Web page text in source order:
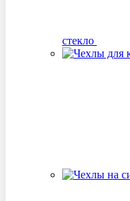
стекло